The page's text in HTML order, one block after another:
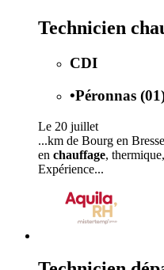
Technicien
CDI
•Péronnas
Le 20 juillet
...km de Bourg en
en chauffage,
Expérience...